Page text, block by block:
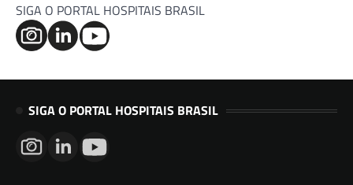
SIGA O PORTAL HOSPITAIS BRASIL
SIGA O PORTAL HOSPITAIS BRASIL